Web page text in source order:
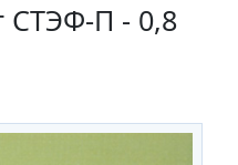
СТЭФ-П - 0,8